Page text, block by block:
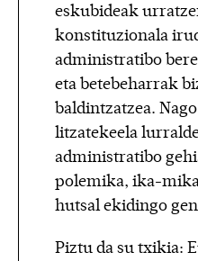
eskubideak
konstituzionala
administratibo
eta betebeharrak
baldintzatzea.
litzatekeela
administratibo
polemika, ika-
hutsal ekidingo
Piztu da su txikia: